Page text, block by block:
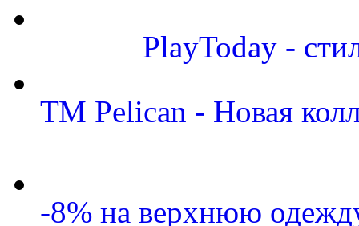
PlayToday -
ТМ Pelican - Новая
-8% на верхнюю